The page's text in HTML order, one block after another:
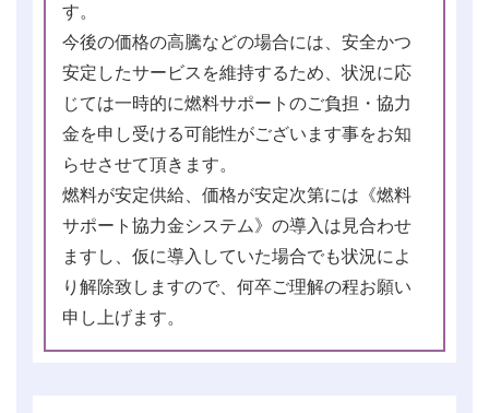
す。
今後の価格の高騰などの場合には、安全かつ
安定したサービスを維持するため、状況に応
じては一時的に燃料サポートのご負担・協力
金を申し受ける可能性がございます事をお知
らせさせて頂きます。
燃料が安定供給、価格が安定次第には《燃料
サポート協力金システム》の導入は見合わせ
ますし、仮に導入していた場合でも状況によ
り解除致しますので、何卒ご理解の程お願い
申し上げます。